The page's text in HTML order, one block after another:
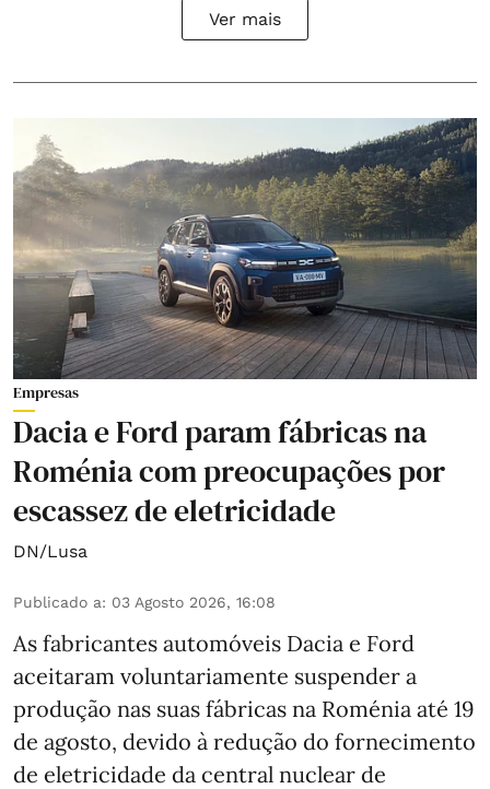
Ver mais
Empresas
Dacia e Ford param fábricas na
Roménia com preocupações por
escassez de eletricidade
DN/Lusa
Publicado a: 03 Agosto 2026, 16:08
As fabricantes automóveis Dacia e Ford
aceitaram voluntariamente suspender a
produção nas suas fábricas na Roménia até 19
de agosto, devido à redução do fornecimento
de eletricidade da central nuclear de